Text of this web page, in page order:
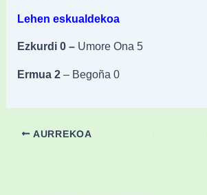
Lehen eskualdekoa
Ezkurdi 0 – Umore Ona 5
Ermua 2 – Begoña 0
AURREKOA